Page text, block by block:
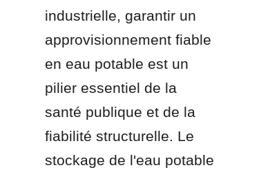
industrielle, garantir un
approvisionnement fiable
en eau potable est un
pilier essentiel de la
santé publique et de la
fiabilité structurelle. Le
stockage de l'eau potable